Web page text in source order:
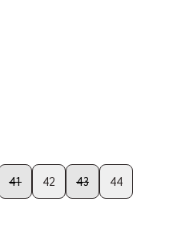
41 42 43 44